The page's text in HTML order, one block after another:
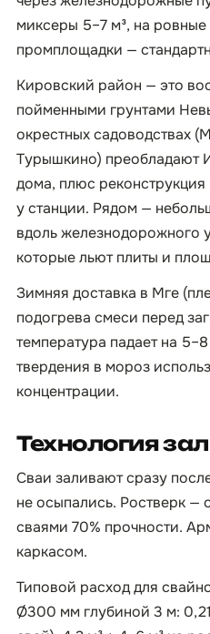
миксеры 5–7 м³, на
промплощадки —
Кировский район — это
пойменными грунтами
окрестных садоводствах
Турышкино) преобладают
дома, плюс
у станции. Рядом —
вдоль железнодорожного
которые льют плиты и
Зимняя доставка в Мге
подогрева смеси перед
температура падает на
твердения в мороз
концентрации.
Технология
Сваи заливают сразу
не осыпались. Ростверк —
сваями 70% прочности.
каркасом.
Типовой расход для
Ø300 мм глубиной 3 м: